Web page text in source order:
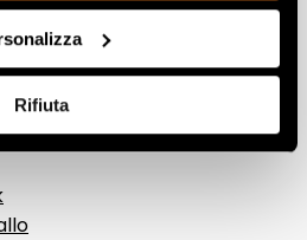
Rifiuta
marmo
legno
pietra
resina e cemento